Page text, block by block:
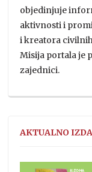
objedinjuje
aktivnosti i
i kreatora
Misija portala je
zajednici.
AKTUALNO